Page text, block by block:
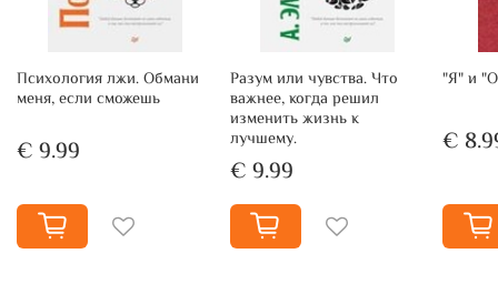
Психология лжи. Обмани
меня, если сможешь
€ 9.99
Разум или чувства. Что
важнее, когда решил
изменить жизнь к
лучшему.
€ 9.99
"Я" и
€